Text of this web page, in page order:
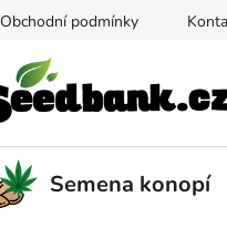
Obchodní podmínky
Semena konopí